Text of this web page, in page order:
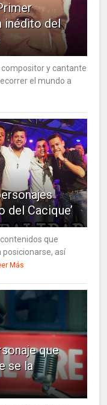
inédito del
compositor y cantante
el mundo a
del Cacique’
que
posicionarse, así
Más
que
se la